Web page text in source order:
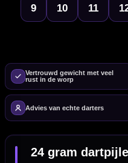
9 10 11
Vertrouwd gewicht met veel
rust in de worp
Advies van echte darters
24 gram